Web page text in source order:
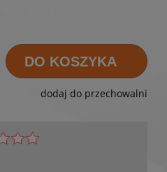
DO KOSZYKA
dodaj do przechowalni